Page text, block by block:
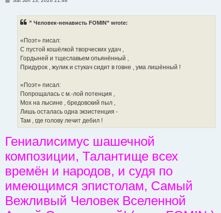
” Человек-ненависть FOMIN” wrote:
«Поэт» писал:
С пустой кошёлкой творческих удач ,
Гордыней и тщеславьем опьянённый ,
Придурок , жулик и стукач сидит в говне , ума лишённый !
«Поэт» писал:
Попрощалась с м.-лой потенция ,
Мох на лысине , бредовский пыл ,
Лишь осталась одна экзистенция -
Там , где голову лечит дебил !
Гениалисимус шашечной
композиции, Талантище всех
времён и народов, и судя по
имеющимся эпистолам, Самый
Вежливый Человек Вселенной